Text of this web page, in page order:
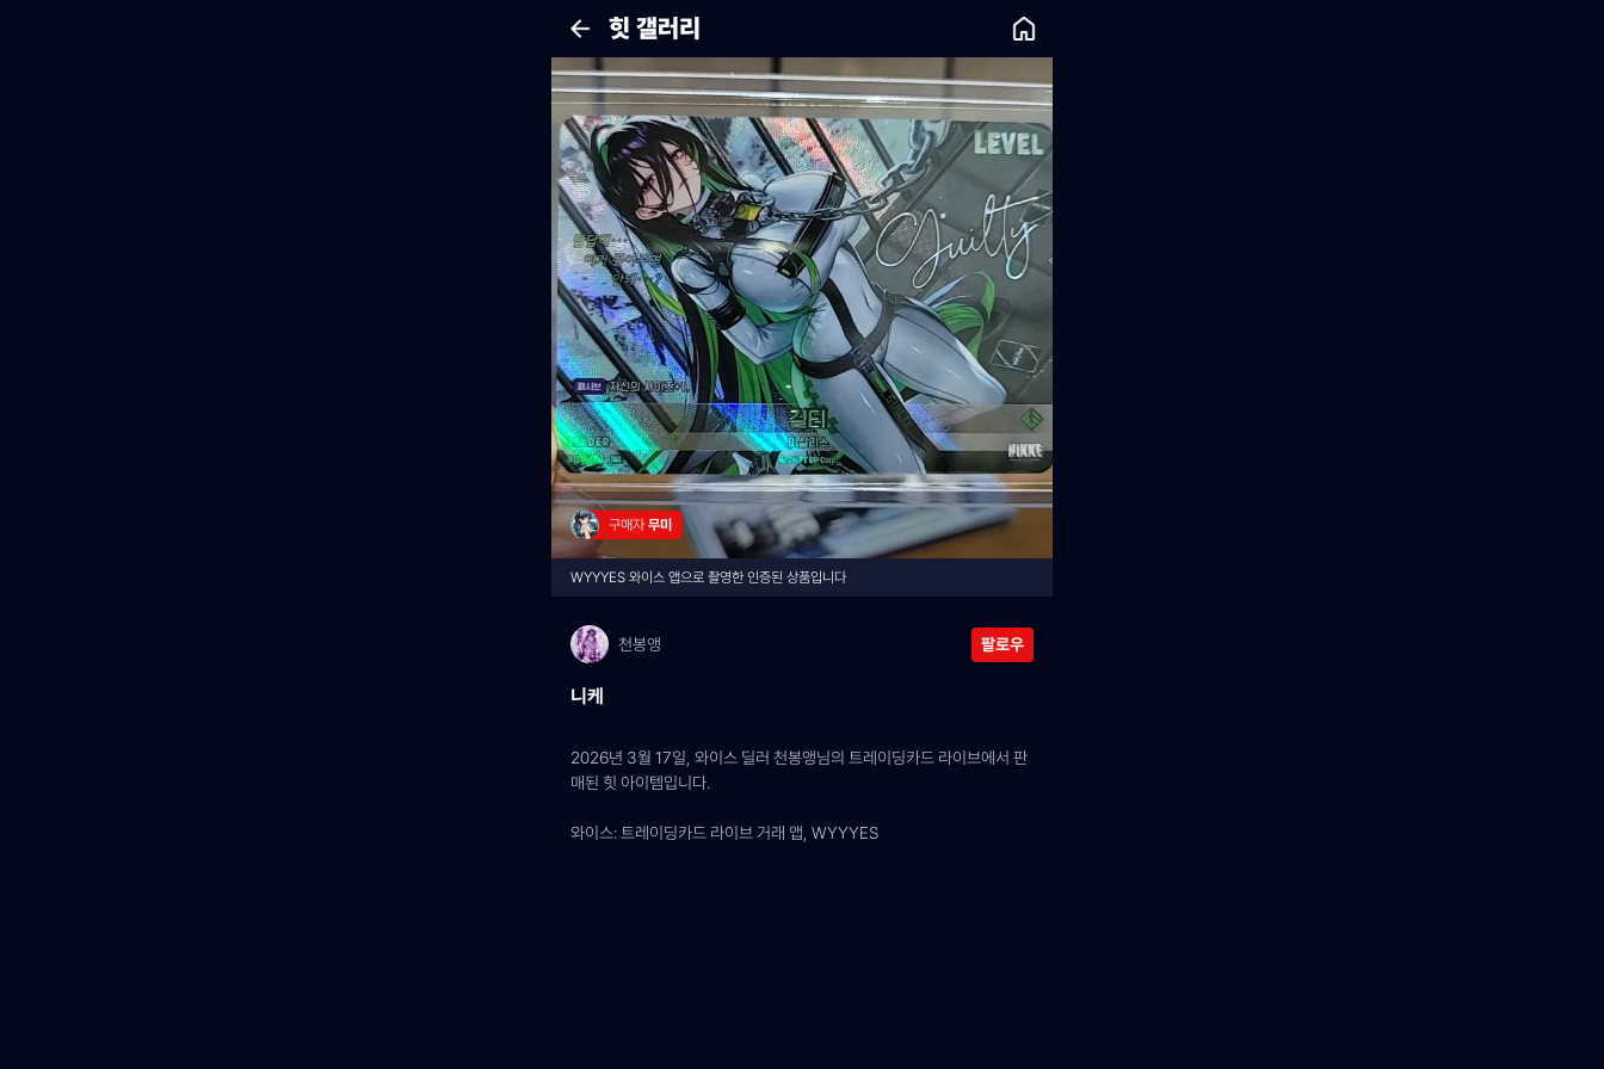
힛 갤러리
구매자 무미
WYYYES 와이스 앱으로 촬영한 인증된 상품입니다
천봉앵 팔로우
니케
2026년 3월 17일, 와이스 딜러 천봉앵님의 트레이딩카드 라이브에서 판
매된 힛 아이템입니다.
와이스: 트레이딩카드 라이브 거래 앱, WYYYES